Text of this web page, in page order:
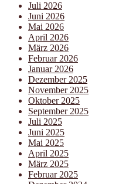
Juli 2026
Juni 2026
Mai 2026
April 2026
März 2026
Februar 2026
Januar 2026
Dezember 2025
November 2025
Oktober 2025
September 2025
Juli 2025
Juni 2025
Mai 2025
April 2025
März 2025
Februar 2025